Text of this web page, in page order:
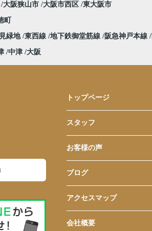
大阪狭山市 大阪市西区 東大阪市
町
緑地 東西線 地下鉄御堂筋線 阪急神戸本線
中津 大阪
トップページ
スタッフ
お客様の声
ブログ
アクセスマップ
会社概要